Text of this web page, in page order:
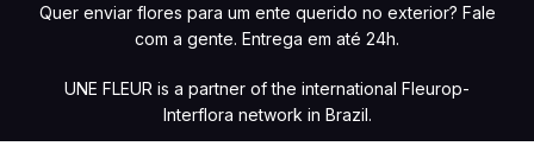
Quer enviar flores para um ente querido no exterior? Fale
com a gente. Entrega em até 24h.
UNE FLEUR is a partner of the international Fleurop-
Interflora network in Brazil.